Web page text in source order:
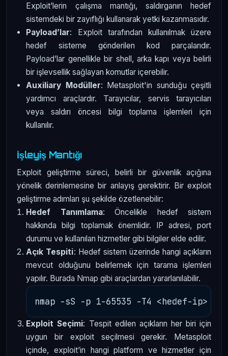
Exploit’lerin çalışma mantığı, saldırganın hedef
sistemdeki bir zayıflığı kullanarak yetki kazanmasıdır.
Payload’lar: Exploit tarafından kullanılmak üzere
hedef sisteme gönderilen kod parçalarıdır.
Payload’lar genellikle bir shell, arka kapı veya belirli
bir işlevsellik sağlayan komutlar içerebilir.
Auxiliary Modüller: Metasploit'in sunduğu çeşitli
yardımcı araçlardır. Tarayıcılar, servis tarayıcıları
veya saldırı öncesi bilgi toplama işlemleri için
kullanılır.
İşleyiş Mantığı
Exploit geliştirme süreci, belirli bir güvenlik açığına
yönelik derinlemesine bir anlayış gerektirir. Bir exploit
geliştirme adımları şu şekilde özetlenebilir:
Hedef Tanımlama: Öncelikle hedef sistem
hakkında bilgi toplamak önemlidir. IP adresi, port
durumu ve kullanılan hizmetler gibi bilgiler elde edilir.
Açık Tespiti: Hedef sistem üzerinde hangi açıkların
mevcut olduğunu belirlemek için tarama işlemleri
yapılır. Burada Nmap gibi araçlardan yararlanılabilir.
Exploit Seçimi: Tespit edilen açıkların her biri için
uygun bir exploit seçilmesi gerekir. Metasploit
içinde, exploit’in hangi platform ve hizmetler için